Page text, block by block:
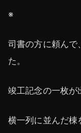
※
司書の方に頼んで
た。
竣工記念の一枚が
横一列に並んだ棟